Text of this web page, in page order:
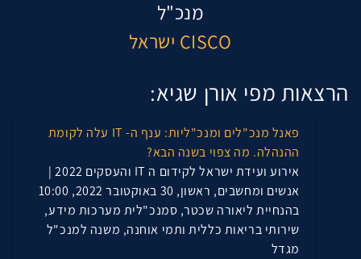
מנכ"ל
CISCO ישראל
הרצאות מפי אורן שגיא:
פאנל מנכ"לים ומנכ"ליות: ענף ה- IT עלה לקומת
ההנהלה. מה צפוי בשנה הבא?
אירוע ועידת ישראל לקידום ה IT והעסקים 2022 |
אנשים ומחשבים, ראשון, 30 באוקטובר 2022, 10:00
בהנחיית ליאורה שכטר, סמנכ"לית מערכות מידע,
שירותי בריאות כללית ותמי אוחנה, משנה למנכ"ל
מגדל